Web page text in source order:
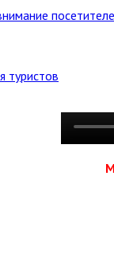
туристов